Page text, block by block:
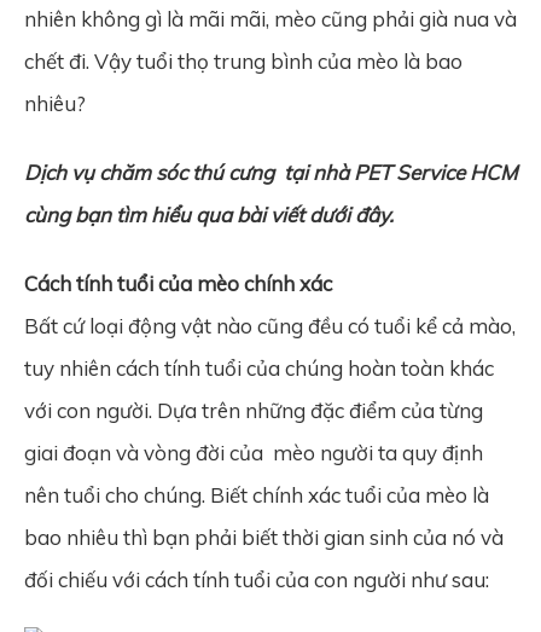
nhiên không gì là mãi mãi, mèo cũng phải già nua và
chết đi. Vậy tuổi thọ trung bình của mèo là bao
nhiêu?
Dịch vụ chăm sóc thú cưng tại nhà PET Service HCM
cùng bạn tìm hiểu qua bài viết dưới đây.
Cách tính tuổi của mèo chính xác
Bất cứ loại động vật nào cũng đều có tuổi kể cả mào,
tuy nhiên cách tính tuổi của chúng hoàn toàn khác
với con người. Dựa trên những đặc điểm của từng
giai đoạn và vòng đời của mèo người ta quy định
nên tuổi cho chúng. Biết chính xác tuổi của mèo là
bao nhiêu thì bạn phải biết thời gian sinh của nó và
đối chiếu với cách tính tuổi của con người như sau: